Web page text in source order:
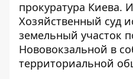
прокуратура Киева.
Хозяйственный суд
земельный участок
Нововокзальной в
территориальной